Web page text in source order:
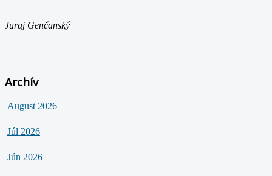
Juraj Genčanský
Archív
August 2026
Júl 2026
Jún 2026